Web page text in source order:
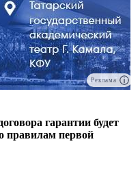
Реклама
гарантии будет
правилам первой